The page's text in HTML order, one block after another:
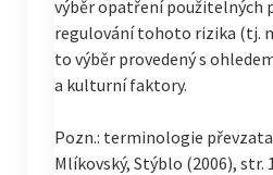
výběr opatření použitelných
regulování tohoto rizika (tj.
to výběr provedený s
a kulturní faktory.
Pozn.: terminologie
Mlíkovský, Stýblo (2006), str.